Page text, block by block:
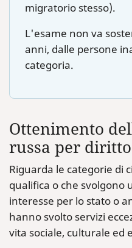
migratorio stesso).
L'esame non va
anni, dalle persone
categoria.
Ottenimento
russa per
Riguarda le categorie di
qualifica o che svolgono
interesse per lo stato o
hanno svolto servizi
vita sociale, culturale ed